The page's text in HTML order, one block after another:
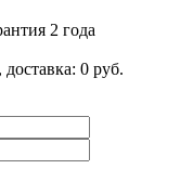
2 года
0 руб.